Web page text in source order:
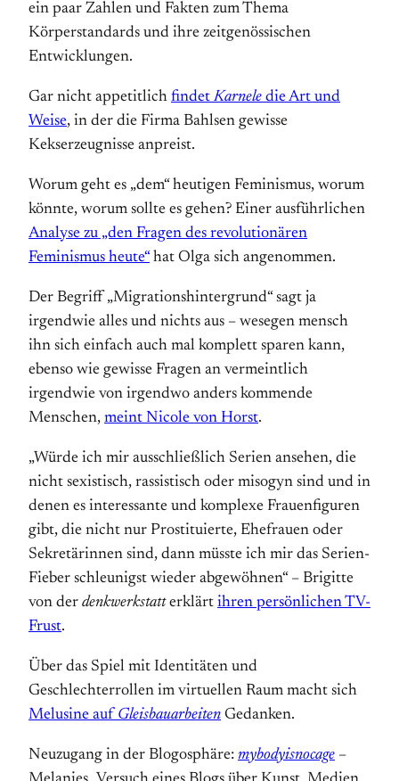
ein paar Zahlen und Fakten zum Thema
Körperstandards und ihre zeitgenössischen
Entwicklungen.
Gar nicht appetitlich findetKarnele die Art und
Weise, in der die Firma Bahlsen gewisse
Kekserzeugnisse anpreist.
Worum geht es „dem“ heutigen Feminismus, worum
könnte, worum sollte es gehen? Einer ausführlichen
Analyse zu „den Fragen des revolutionären
Feminismus heute“ hat Olga sich angenommen.
Der Begriff „Migrationshintergrund“ sagt ja
irgendwie alles und nichts aus – wesegen mensch
ihn sich einfach auch mal komplett sparen kann,
ebenso wie gewisse Fragen an vermeintlich
irgendwie von irgendwo anders kommende
Menschen, meint Nicole von Horst.
„Würde ich mir ausschließlich Serien ansehen, die
nicht sexistisch, rassistisch oder misogyn sind und in
denen es interessante und komplexe Frauenfiguren
gibt, die nicht nur Prostituierte, Ehefrauen oder
Sekretärinnen sind, dann müsste ich mir das Serien-
Fieber schleunigst wieder abgewöhnen“ – Brigitte
von der denkwerkstatterklärt ihren persönlichen TV-
Frust.
Über das Spiel mit Identitäten und
Geschlechterrollen im virtuellen Raum macht sich
Melusine auf Gleisbauarbeiten Gedanken.
Neuzugang in der Blogosphäre: mybodyisnocage –